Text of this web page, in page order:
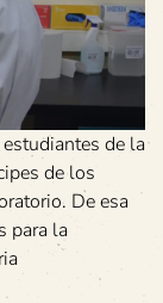
de la
de los
De esa
para la